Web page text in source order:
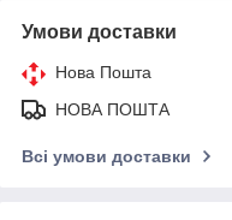
Умови доставки
Нова Пошта
НОВА ПОШТА
Всі умови доставки